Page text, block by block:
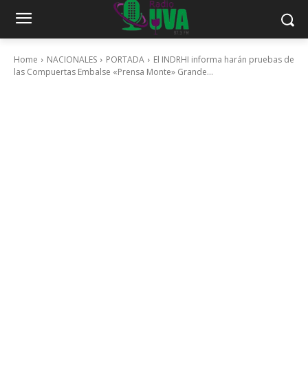
Home NACIONALES PORTADA
El INDRHI informa harán pruebas de
las Compuertas Embalse «Prensa Monte» Grande...